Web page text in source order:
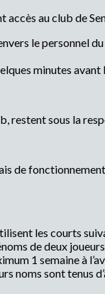
accès au club de
le personnel
minutes avant
restent sous la
de
les courts
de deux
1 semaine à
noms sont